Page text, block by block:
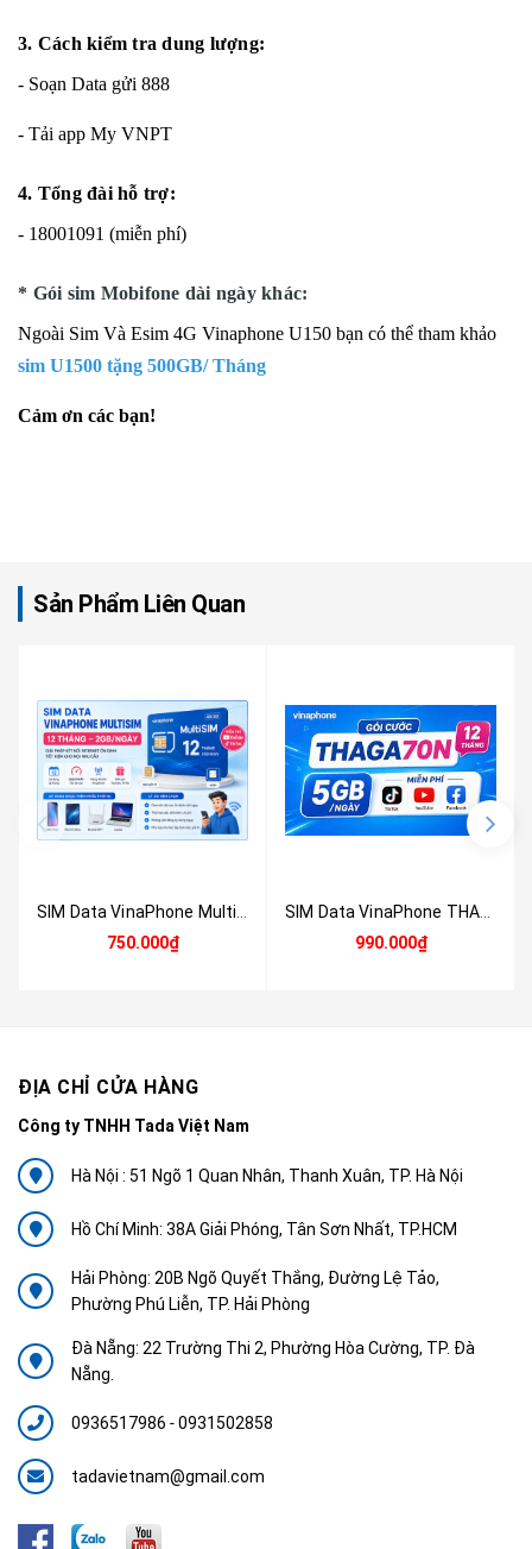
3. Cách kiểm tra dung lượng:
- Soạn Data gửi 888
- Tải app My VNPT
4. Tổng đài hỗ trợ:
- 18001091 (miễn phí)
* Gói sim Mobifone dài ngày khác:
Ngoài Sim Và Esim 4G Vinaphone U150 bạn có thể tham khảo
sim U1500 tặng 500GB/ Tháng
Cảm ơn các bạn!
Sản Phẩm Liên Quan
750.000₫
990.000₫
ĐỊA CHỈ CỬA HÀNG
Công ty TNHH Tada Việt Nam
Hà Nội : 51 Ngõ 1 Quan Nhân, Thanh Xuân, TP. Hà Nội
Hồ Chí Minh: 38A Giải Phóng, Tân Sơn Nhất, TP.HCM
Hải Phòng: 20B Ngõ Quyết Thắng, Đường Lệ Tảo,
Phường Phú Liễn, TP. Hải Phòng
Đà Nẵng: 22 Trường Thi 2, Phường Hòa Cường, TP. Đà
Nẵng.
0936517986 -0931502858
tadavietnam@gmail.com